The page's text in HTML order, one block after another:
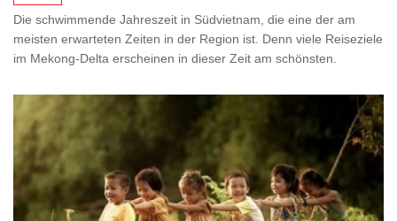
Die schwimmende Jahreszeit in Südvietnam, die eine der am
meisten erwarteten Zeiten in der Region ist. Denn viele Reiseziele
im Mekong-Delta erscheinen in dieser Zeit am schönsten.